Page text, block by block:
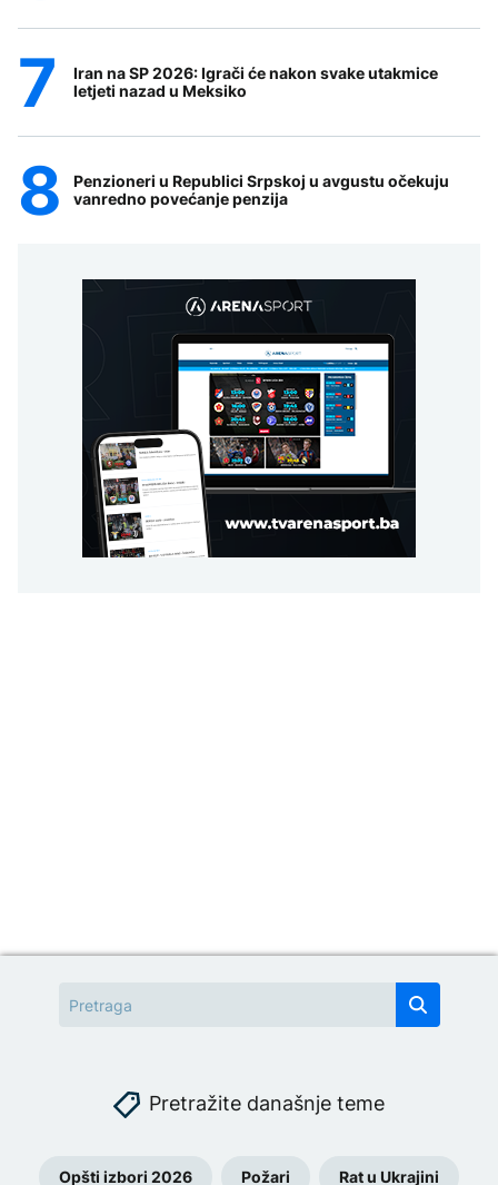
Iran na SP 2026: Igrači će nakon svake utakmice
letjeti nazad u Meksiko
Penzioneri u Republici Srpskoj u avgustu očekuju
vanredno povećanje penzija
Pretražite današnje teme
Opšti izbori 2026 Požari Rat u Ukrajini